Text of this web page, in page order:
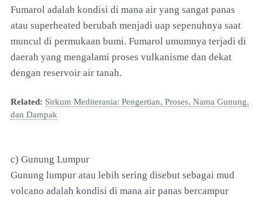
Fumarol adalah kondisi di mana air yang sangat panas
atau superheated berubah menjadi uap sepenuhnya saat
muncul di permukaan bumi. Fumarol umumnya terjadi di
daerah yang mengalami proses vulkanisme dan dekat
dengan reservoir air tanah.
Related: Sirkum Mediterania: Pengertian, Proses, Nama Gunung,
dan Dampak
c) Gunung Lumpur
Gunung lumpur atau lebih sering disebut sebagai mud
volcano adalah kondisi di mana air panas bercampur